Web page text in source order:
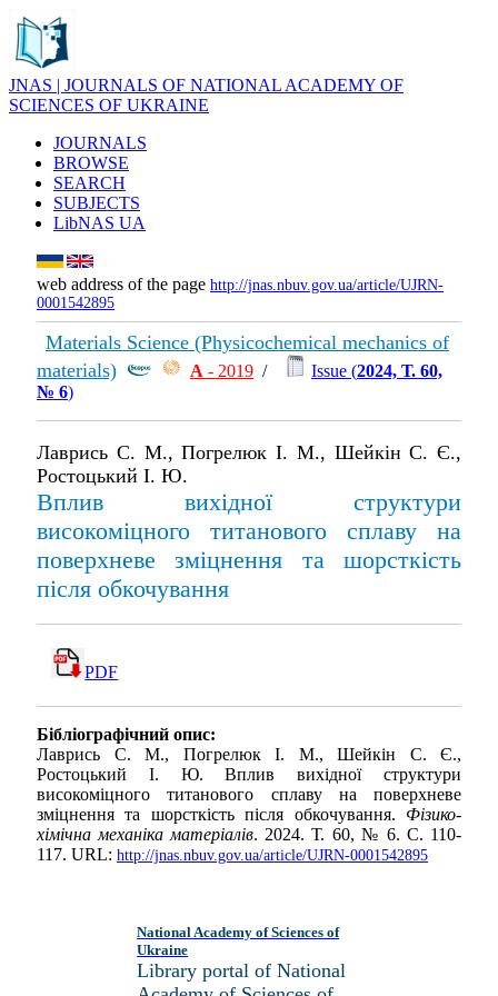
JNAS | JOURNALS OF NATIONAL ACADEMY OF
SCIENCES OF UKRAINE
JOURNALS
BROWSE
SEARCH
SUBJECTS
LibNAS UA
web address of the page http://jnas.nbuv.gov.ua/article/UJRN-
0001542895
Materials Science (Physicochemical mechanics of
materials)
А - 2019 / Issue (2024, Т. 60,
№ 6)
Лаврись С. М., Погрелюк І. М., Шейкін С. Є.,
Ростоцький І. Ю.
Вплив вихідної структури
високоміцного титанового сплаву на
поверхневе зміцнення та шорсткість
після обкочування
PDF
Бібліографічний опис:
Лаврись С. М., Погрелюк І. М., Шейкін С. Є.,
Ростоцький І. Ю. Вплив вихідної структури
високоміцного титанового сплаву на поверхневе
зміцнення та шорсткість після обкочування. Фізико-
хімічна механіка матеріалів. 2024. Т. 60, № 6. С. 110-
117. URL: http://jnas.nbuv.gov.ua/article/UJRN-0001542895
National Academy of Sciences of
Ukraine
Library portal of National